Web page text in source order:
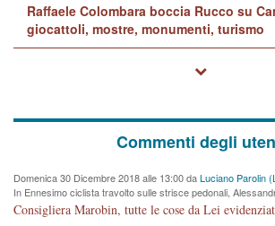
Raffaele Colombara boccia Rucco su
giocattoli, mostre, monumenti, turismo
Commenti degli
Domenica 30 Dicembre 2018 alle 13:00 daLuciano Parolin
In Ennesimo ciclista travolto sulle strisce pedonali,
Comune si svegli"